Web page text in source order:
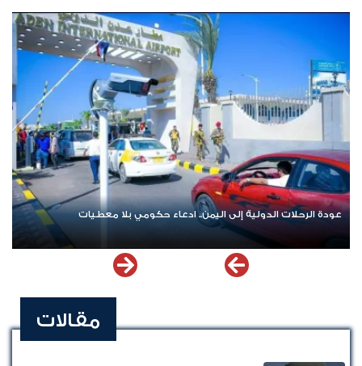
عودة الرحلات الدولية إلى اليمن.. ادعاء حكومي بلا معطيات
مقالات